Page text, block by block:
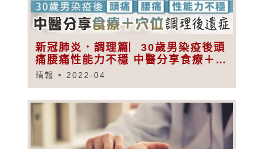
新冠肺炎．調理篇︳30歲男染疫後頭
痛腰痛性能力不穩 中醫分享食療＋穴
位調理後遺症
晴報 2022-04